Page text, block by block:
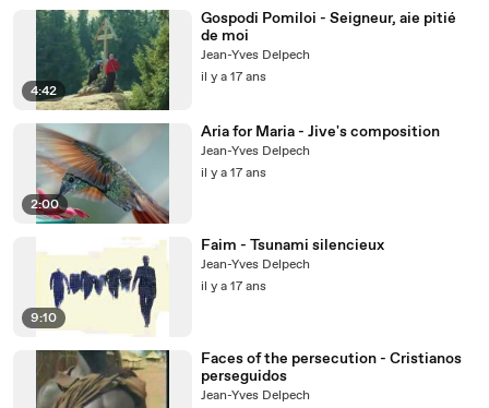
4:42
Gospodi Pomiloi - Seigneur, aie pitié
de moi
Jean-Yves Delpech
il y a 17 ans
2:00
Aria for Maria - Jive's composition
Jean-Yves Delpech
il y a 17 ans
9:10
Faim - Tsunami silencieux
Jean-Yves Delpech
il y a 17 ans
Faces of the persecution - Cristianos
perseguidos
Jean-Yves Delpech